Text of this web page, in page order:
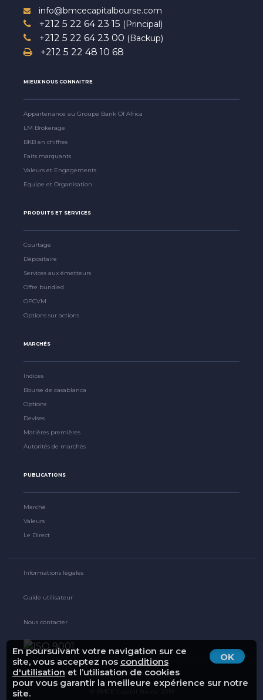
OK
En poursuivant votre navigation sur ce
site, vous acceptez nos conditions
d'utilisation et l’utilisation de cookies
pour vous garantir la meilleure expérience sur notre
site.
info@bmcecapitalbourse.com
+212 5 22 64 23 15 (Principal)
+212 5 22 64 23 00 (Backup)
+212 5 22 48 10 68
MIEUX NOUS CONNAITRE
Appartenance au Groupe Bank Of Africa
LM Brokerage
BKB en chiffres
Faits marquants
Valeurs et Engagements
Equipe et Organisation
PRODUITS ET SERVICES
Courtage
Dépositaire
Services aux émetteurs
Offre bundled
OPCVM
Options sur actions
MARCHÉS
Indices
Bourse de casablanca
Options
Devises
Matières premières
Autorités de marchés
PUBLICATIONS
Marché
Valeurs
Le Direct
Informations légales
Guide utilisateur
Nous contacter